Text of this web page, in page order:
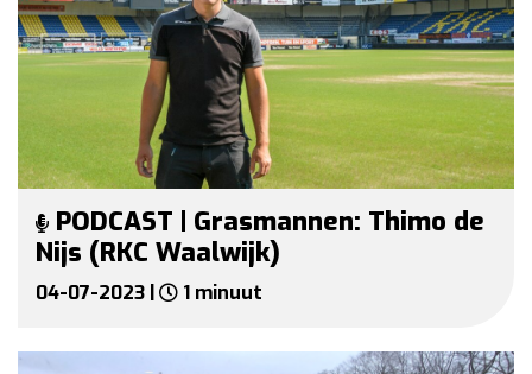
PODCAST | Grasmannen: Thimo de
Nijs (RKC Waalwijk)
04-07-2023 | 1 minuut